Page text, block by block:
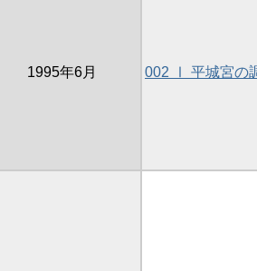
1995年6月 002 Ⅰ 平城宮の